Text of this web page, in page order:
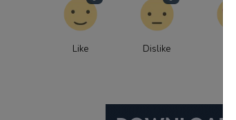
Like Dislike